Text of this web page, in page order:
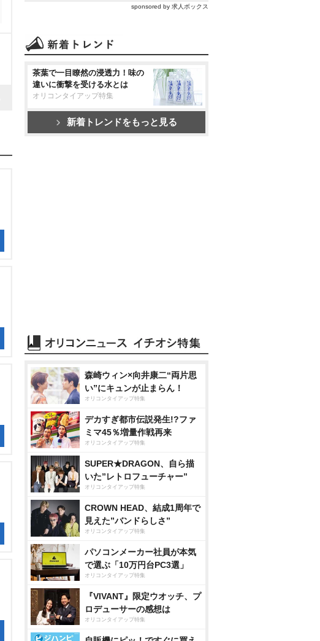
sponsored by 求人ボックス
茶葉で一目瞭然の浸透力！味の
違いに衝撃を受ける水とは
オリコンタイアップ特集
新着トレンドをもっと見る
森崎ウィン×向井康二“両片思
い”にキュンが止まらん！
オリコンタイアップ特集
デカすぎ都市伝説発生!?ファ
ミマ45％増量作戦再来
オリコンタイアップ特集
SUPER★DRAGON、自ら描
いた”レトロフューチャー”
オリコンタイアップ特集
CROWN HEAD、結成1周年で
見えた”バンドらしさ”
オリコンタイアップ特集
パソコンメーカー社員が本気
で選ぶ「10万円台PC3選」
オリコンタイアップ特集
『VIVANT』限定ウオッチ、プ
ロデューサーの感想は
オリコンタイアップ特集